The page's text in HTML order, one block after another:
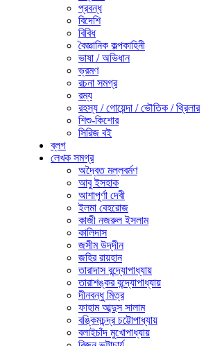
প্রবন্ধ
বিদেশি
বিবিধ
বৈজ্ঞানিক কল্পকাহিনী
ভাষা / অভিধান
ভ্রমণ
রচনা সমগ্র
রম্য
রহস্য / গোয়েন্দা / ভৌতিক / থ্রিলার
শিশু-কিশোর
সিরিজ বই
ব্লগ
লেখক সমগ্র
অদ্বৈত মল্লবর্মণ
আবু ইসহাক
আশাপূর্ণা দেবী
ইলমা বেহরোজ
কাজী নজরুল ইসলাম
কালিদাস
জসীম উদ্‌দীন
জহির রায়হান
তারাদাস বন্দ্যোপাধ্যায়
তারাশঙ্কর বন্দ্যোপাধ্যায়
দীনবন্ধু মিত্র
ফাহাম আব্দুস সালাম
বঙ্কিমচন্দ্র চট্টোপাধ্যায়
বলাইচাঁদ মুখোপাধ্যায়